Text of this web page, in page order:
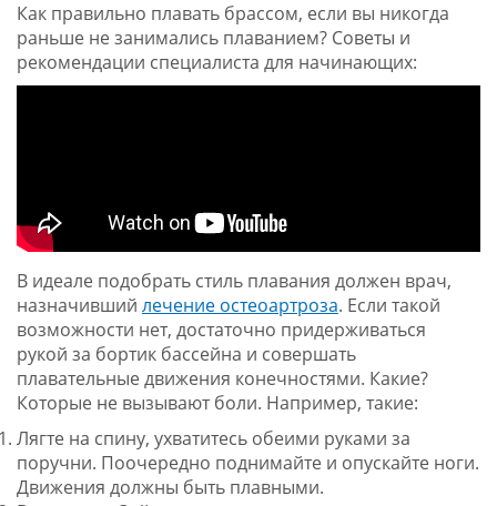
Как правильно плавать брассом, если вы никогда
раньше не занимались плаванием? Советы и
рекомендации специалиста для начинающих:
В идеале подобрать стиль плавания должен врач,
назначивший лечение остеоартроза. Если такой
возможности нет, достаточно придерживаться
рукой за бортик бассейна и совершать
плавательные движения конечностями. Какие?
Которые не вызывают боли. Например, такие:
Лягте на спину, ухватитесь обеими руками за
поручни. Поочередно поднимайте и опускайте ноги.
Движения должны быть плавными.